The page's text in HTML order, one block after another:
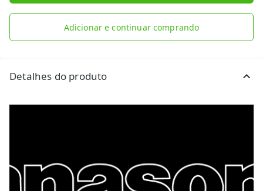
Adicionar e continuar comprando
Detalhes do produto